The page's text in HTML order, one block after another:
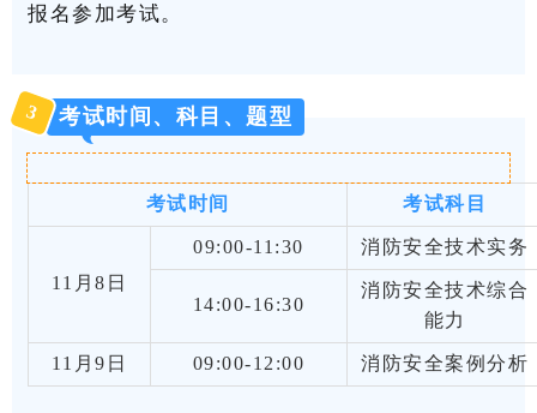
报名参加考试。
3 考试时间、科目、题型
考试时间 考试科目
11月8日
09:00-11:30 消防安全技术实务
14:00-16:30
消防安全技术综合
能力
11月9日 09:00-12:00 消防安全案例分析